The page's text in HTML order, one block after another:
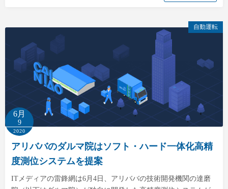
自動運転
6月
9
2020
アリババのダルマ院はソフト・ハード一体化高精
度測位システムを提案
ITメディアの雷鋒網は6月4日、アリババの技術開発機関の達磨